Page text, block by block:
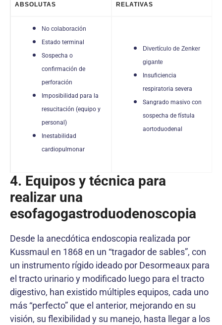
ABSOLUTAS RELATIVAS
No colaboración
Estado terminal
Sospecha o
confirmación de
perforación
Imposibilidad para la
resucitación (equipo y
personal)
Inestabilidad
cardiopulmonar
Divertículo de Zenker
gigante
Insuficiencia
respiratoria severa
Sangrado masivo con
sospecha de fístula
aortoduodenal
4. Equipos y técnica para
realizar una
esofagogastroduodenoscopia
Desde la anecdótica endoscopia realizada por
Kussmaul en 1868 en un “tragador de sables”, con
un instrumento rígido ideado por Desormeaux para
el tracto urinario y modificado luego para el tracto
digestivo, han existido múltiples equipos, cada uno
más “perfecto” que el anterior, mejorando en su
visión, su flexibilidad y su manejo, hasta llegar a los